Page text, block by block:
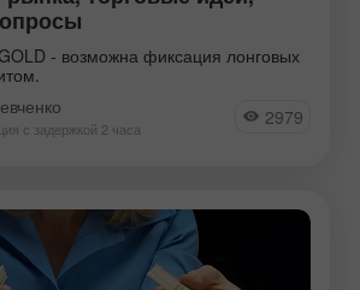
аналитических
канале ИнстаФорекс ТВ. В
события на рынке,
рекомендации и
наградами от
- возможна фиксация лонговых
с задержкой 2 часа 2979